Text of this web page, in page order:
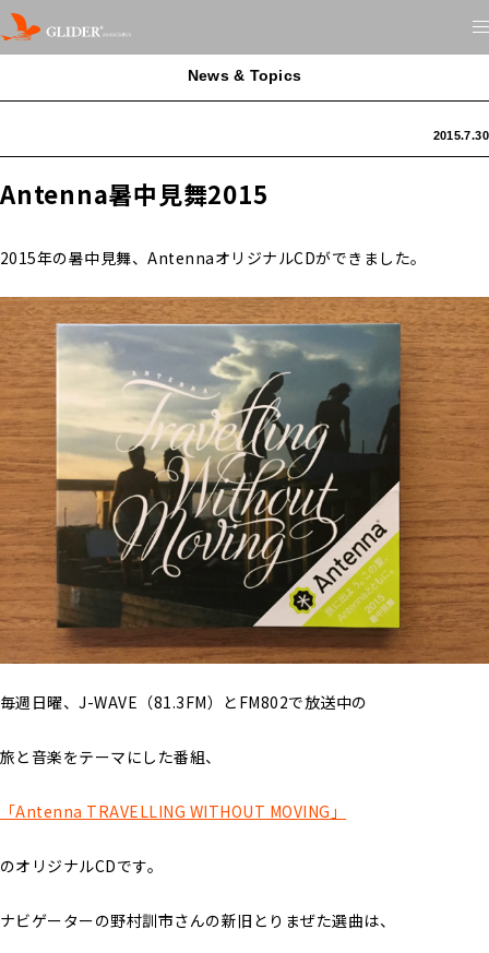
News & Topics
2015.7.30
Antenna暑中見舞2015
2015年の暑中見舞、AntennaオリジナルCDができました。
毎週日曜、J-WAVE（81.3FM）とFM802で放送中の
旅と音楽をテーマにした番組、
「Antenna TRAVELLING WITHOUT MOVING」
のオリジナルCDです。
ナビゲーターの野村訓市さんの新旧とりまぜた選曲は、